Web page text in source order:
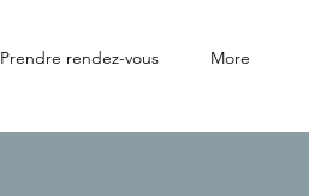
Prendre rendez-vous More